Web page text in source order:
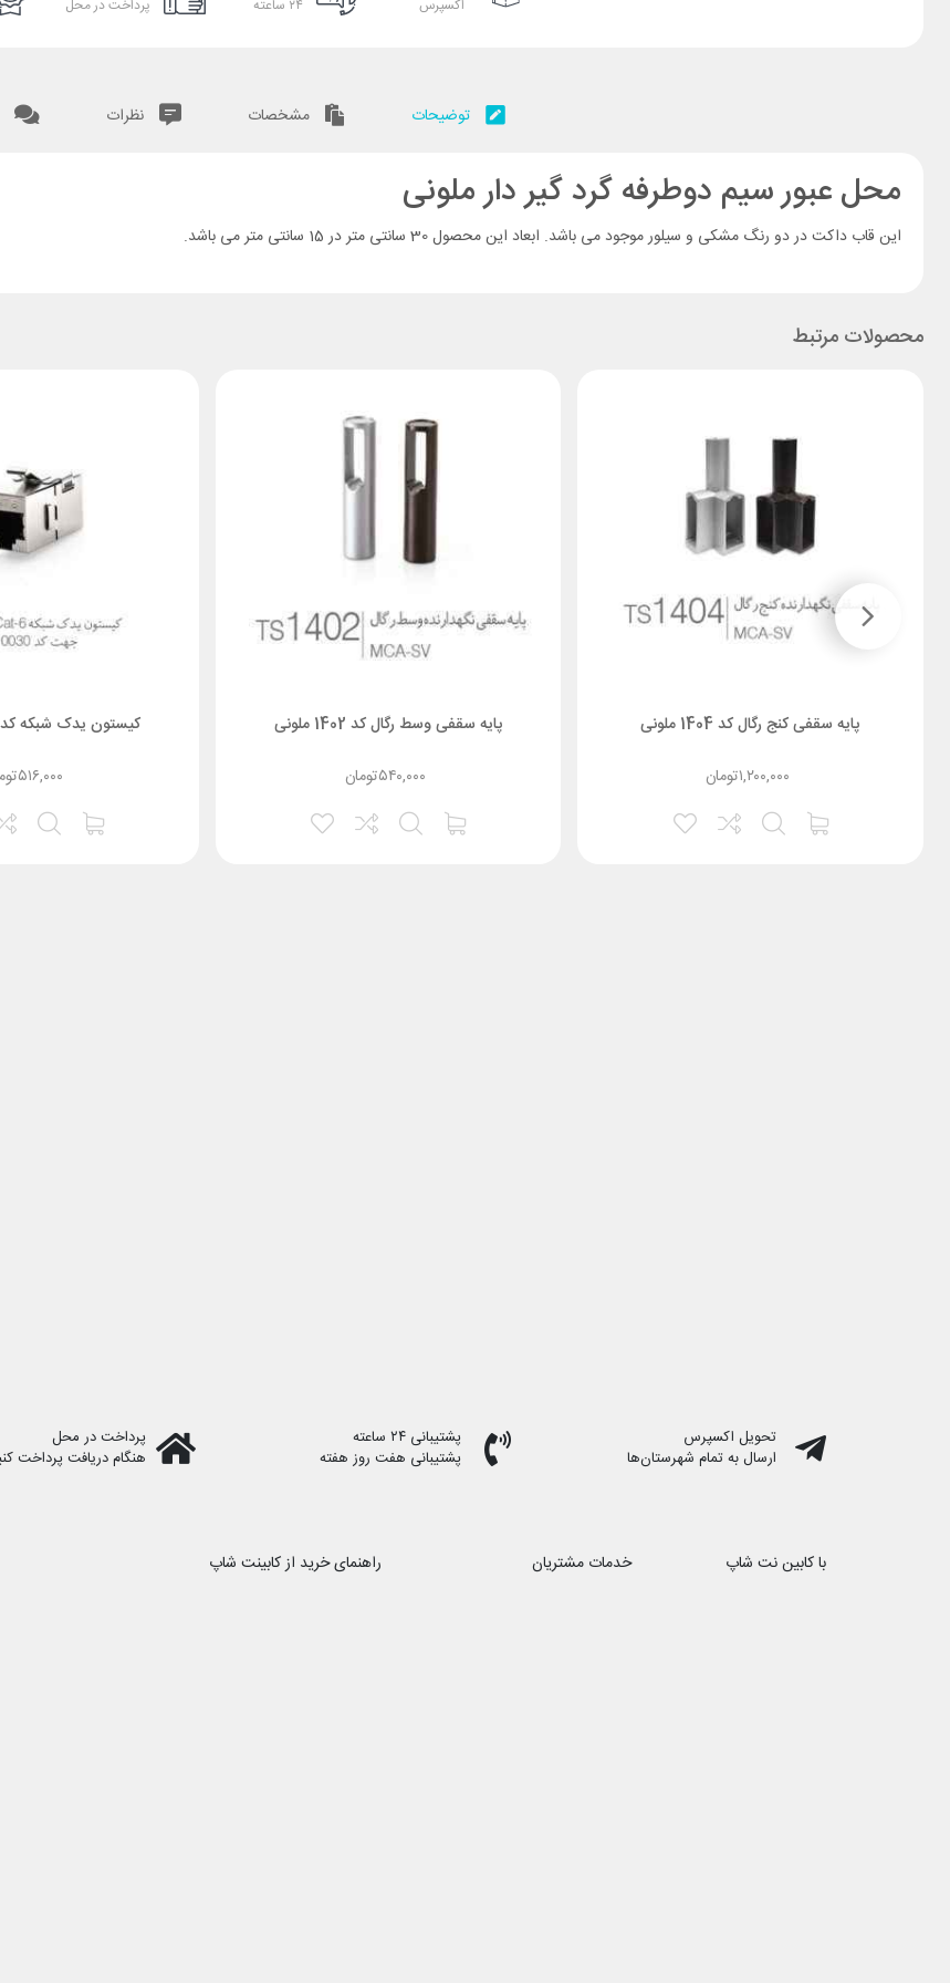
اکسپرس ۲۴ ساعته پرداخت در محل
توضیحات مشخصات نظرات
محل عبور سیم دوطرفه گرد گیر دار ملونی
این قاب داکت در دو رنگ مشکی و سیلور موجود می باشد. ابعاد این محصول 30 سانتی متر در 15 سانتی متر می باشد.
محصولات مرتبط
پایه سقفی کنج رگال کد 1404 ملونی
۱,۲۰۰,۰۰۰تومان
پایه سقفی وسط رگال کد 1402 ملونی
۵۴۰,۰۰۰تومان
کیستون یدک شبکه کد 10035 ملونی
۵۱۶,۰۰۰
تحویل اکسپرس
ارسال به تمام شهرستان‌ها
پشتیبانی ۲۴ ساعته
پشتیبانی هفت روز هفته
پرداخت در محل
هنگام دریافت پرداخت
با کابین نت شاپ
خدمات مشتریان
راهنمای خرید از کابینت شاپ